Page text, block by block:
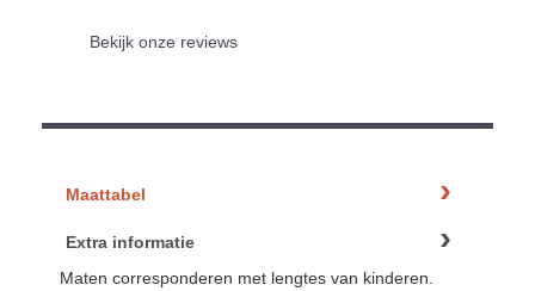
Bekijk onze reviews
Maattabel
Extra informatie
Maten corresponderen met lengtes van kinderen.